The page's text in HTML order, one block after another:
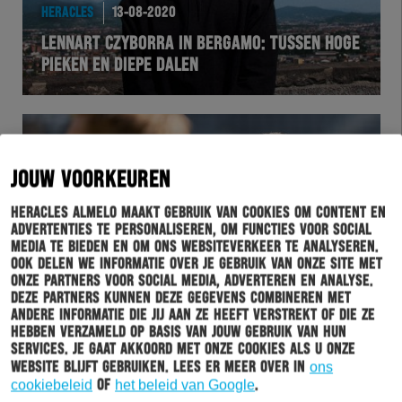
JOUW VOORKEUREN
Heracles Almelo maakt gebruik van cookies om content en
advertenties te personaliseren, om functies voor social
media te bieden en om ons websiteverkeer te analyseren.
Ook delen we informatie over je gebruik van onze site met
onze partners voor social media, adverteren en analyse.
Deze partners kunnen deze gegevens combineren met
andere informatie die jij aan ze heeft verstrekt of die ze
hebben verzameld op basis van jouw gebruik van hun
services. Je gaat akkoord met onze cookies als u onze
website blijft gebruiken. Lees er meer over in ons
cookiebeleid of het beleid van Google.
HERACLES 13-08-2020
LENNART CZYBORRA IN BERGAMO: TUSSEN HOGE
PIEKEN EN DIEPE DALEN
HERACLES 12-08-2020
BEELDEN: EERSTE TRAINING SINAN BAKIS